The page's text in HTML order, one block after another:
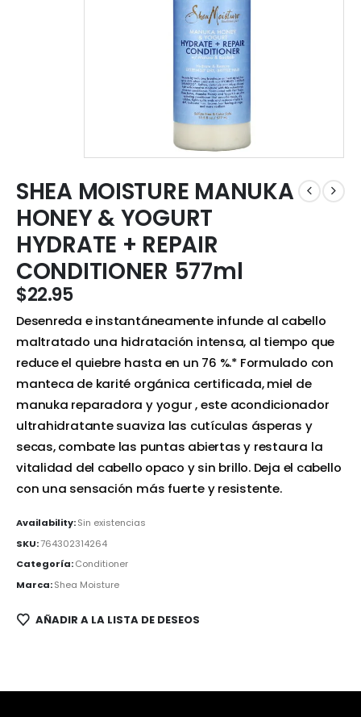
SHEA MOISTURE MANUKA
HONEY & YOGURT
HYDRATE + REPAIR
CONDITIONER 577ml
$22.95
Desenreda e instantáneamente infunde al cabello
maltratado una hidratación intensa, al tiempo que
reduce el quiebre hasta en un 76 %.* Formulado con
manteca de karité orgánica certificada, miel de
manuka reparadora y yogur , este acondicionador
ultrahidratante suaviza las cutículas ásperas y
secas, combate las puntas abiertas y restaura la
vitalidad del cabello opaco y sin brillo. Deja el cabello
con una sensación más fuerte y resistente.
Availability:Sin existencias
SKU:764302314264
Categoría:Conditioner
Marca:Shea Moisture
AÑADIR A LA LISTA DE DESEOS